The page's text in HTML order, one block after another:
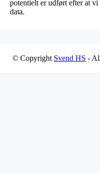
potentielt er udført efter at vi
data.
© Copyright Svend HS -